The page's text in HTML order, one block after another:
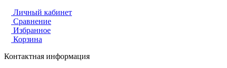
Личный кабинет
Сравнение
Избранное
Корзина
Контактная информация